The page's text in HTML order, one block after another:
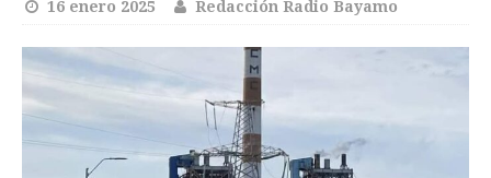
16 enero 2025 Redacción Radio Bayamo